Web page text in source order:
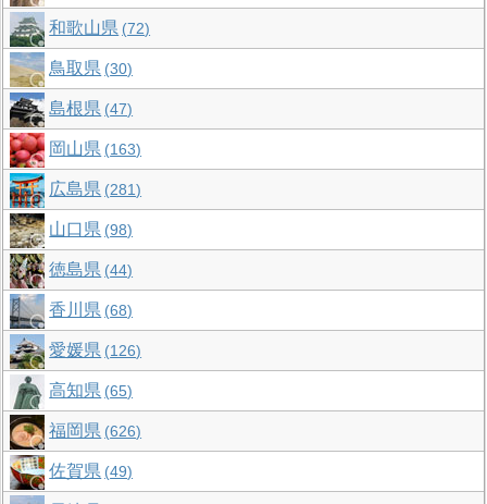
和歌山県 72
鳥取県 30
島根県 47
岡山県 163
広島県 281
山口県 98
徳島県 44
香川県 68
愛媛県 126
高知県 65
福岡県 626
佐賀県 49